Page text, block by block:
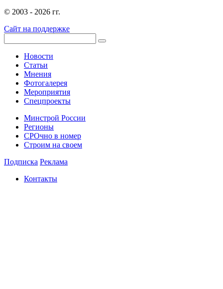
© 2003 - 2026 гг.
Сайт на поддержке
Новости
Статьи
Мнения
Фотогалерея
Мероприятия
Спецпроекты
Минстрой России
Регионы
СРОчно в номер
Строим на своем
Подписка Реклама
Контакты